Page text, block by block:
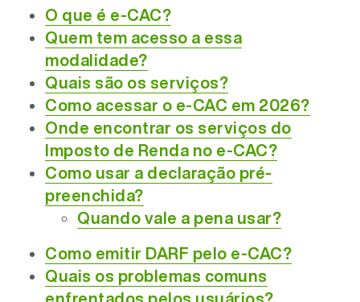
O que é e-CAC?
Quem tem acesso a essa
modalidade?
Quais são os serviços?
Como acessar o e-CAC em 2026?
Onde encontrar os serviços do
Imposto de Renda no e-CAC?
Como usar a declaração pré-
preenchida?
Quando vale a pena usar?
Como emitir DARF pelo e-CAC?
Quais os problemas comuns
enfrentados pelos usuários?